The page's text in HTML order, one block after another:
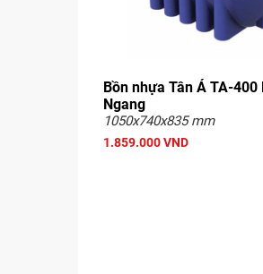
Bồn nhựa Tân Á TA-400
Ngang
1050x740x835 mm
1.859.000 VND